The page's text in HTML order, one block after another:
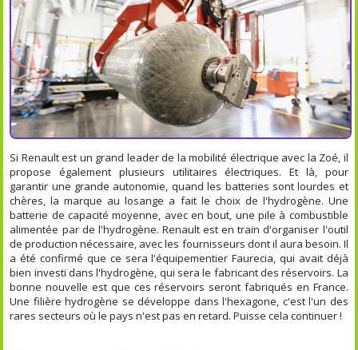
Si Renault est un grand leader de la mobilité électrique avec la Zoé, il
propose également plusieurs utilitaires électriques. Et là, pour
garantir une grande autonomie, quand les batteries sont lourdes et
chères, la marque au losange a fait le choix de l'hydrogène. Une
batterie de capacité moyenne, avec en bout, une pile à combustible
alimentée par de l'hydrogène. Renault est en train d'organiser l'outil
de production nécessaire, avec les fournisseurs dont il aura besoin. Il
a été confirmé que ce sera l'équipementier Faurecia, qui avait déjà
bien investi dans l'hydrogène, qui sera le fabricant des réservoirs. La
bonne nouvelle est que ces réservoirs seront fabriqués en France.
Une filière hydrogène se développe dans l'hexagone, c'est l'un des
rares secteurs où le pays n'est pas en retard. Puisse cela continuer !